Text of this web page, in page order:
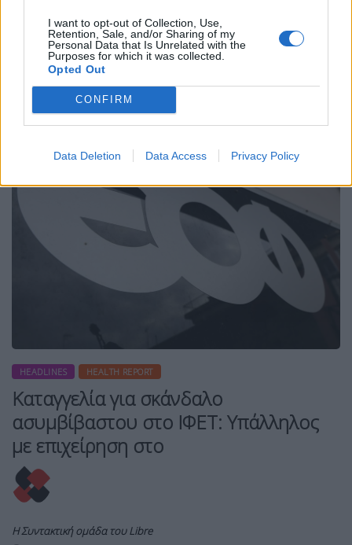
I want to opt-out of Collection, Use,
Retention, Sale, and/or Sharing of my
Personal Data that Is Unrelated with the
Purposes for which it was collected.
Opted Out
CONFIRM
Data Deletion Data Access Privacy Policy
της Δευτέρας 23 Ιανουαρίου, ο Τομεάρχης Υγείας,
Α. Ξανθός, και η αναπληρώτρια Τομεάρχης Υγείας
του ΣΥΡΙΖΑ-ΠΣ, Δώρα Αυγέρη, στα […]
ΠΕΡΙΣΣΌΤΕΡΑ ...
HEADLINES HEALTH REPORT
Kαταγγελία για σκάνδαλο
ασυμβίβαστου στο ΙΦΕΤ: Υπάλληλος
με επιχείρηση στο
Η Συντακτική ομάδα του Libre